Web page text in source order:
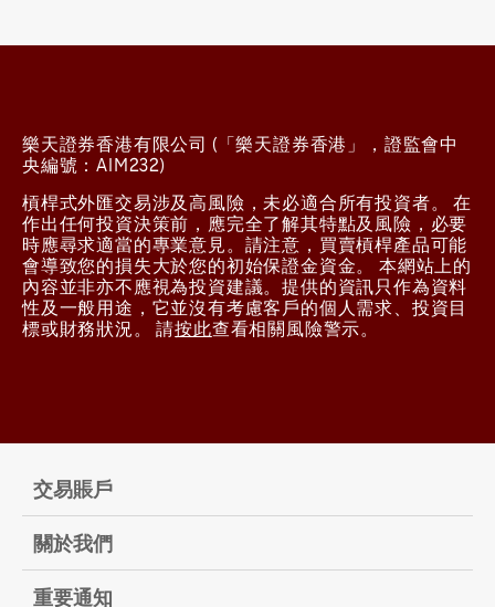
b. 價位表
c. 訂單視窗
d. 持倉
e. 已執行交易窗口
1.14 賬戶資料
a. 賬戶資料
b. 賬戶日結報表
c. 賬戶月結報表
d. 損益報表
2.1 建立市價單
2.1.1 無確認訊息
a. Streaming (一鍵, 可對沖)
b. AS Streaming (一鍵, 不可對沖)
2.1.2 有確認訊息
樂天證券香港有限公司 (「樂天證券香港」，證監會中
央編號：AIM232)
槓桿式外匯交易涉及高風險，未必適合所有投資者。 在
作出任何投資決策前，應完全了解其特點及風險，必要
時應尋求適當的專業意見。請注意，買賣槓桿產品可能
會導致您的損失大於您的初始保證金資金。 本網站上的
內容並非亦不應視為投資建議。提供的資訊只作為資料
性及一般用途，它並沒有考慮客戶的個人需求、投資目
標或財務狀況。 請按此查看相關風險警示。
交易賬戶
關於我們
重要通知